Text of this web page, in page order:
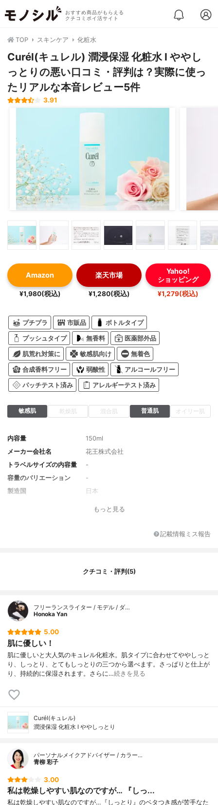
おすすめ商品がもらえる
クチコミポイ活サイト
TOP スキンケア 化粧水
Curél(キュレル) 潤浸保湿 化粧水 I ややし
っとりの悪い口コミ・評判は？実際に使っ
たリアルな本音レビュー5件
3.91
Amazon
¥1,980(税込)
楽天市場
¥1,280(税込)
Yahoo!
ショッピング
¥1,279(税込)
プチプラ 市販品 ボトルタイプ
プッシュタイプ 無香料 医薬部外品
肌荒れ対策に 敏感肌向け 無着色
合成香料フリー 弱酸性 アルコールフリー
パッチテスト済み アレルギーテスト済み
敏感肌 乾燥肌 混合肌 普通肌 オイリー肌
内容量
150ml
メーカー会社名
花王株式会社
トラベルサイズの内容量
-
容量のバリエーション
-
製造国
日本
ン、POE水添ヒマシ油、パラベン
もっと見る
記載情報ミス報告
クチコミ・評判(5)
フリーランスライター / モデル / ダ…
Honoka Yan
5.00
肌に優しい！
肌に優しいと大人気のキュレル化粧水。肌タイプに合わせてややしっと
り、しっとり、とてもしっとりの三つから選べます。さっぱりと仕上が
り、持続的に保湿されます。さらに…続きを見る
Curél(キュレル)
潤浸保湿 化粧水 I ややしっとり
パーソナルメイクアドバイザー / カラー…
青柳 彩子
3.00
私は乾燥しやすい肌なのですが… 『しっ...
私は乾燥しやすい肌なのですが…『しっとり』のベタつき感が苦手なた